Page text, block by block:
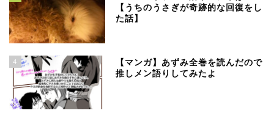
【うちのうさぎが奇跡的な回復をし
た話】
4
【マンガ】あずみ全巻を読んだので
推しメン語りしてみたよ